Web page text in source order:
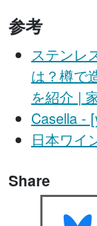
参考
ステンレ
は？樽で
を紹介 |
Casella -
日本ワイ
Share